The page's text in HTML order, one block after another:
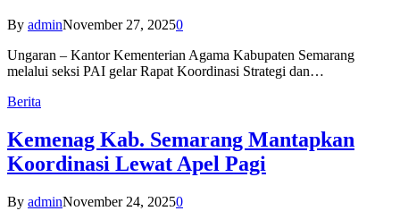
By adminNovember 27, 20250
Ungaran – Kantor Kementerian Agama Kabupaten Semarang
melalui seksi PAI gelar Rapat Koordinasi Strategi dan…
Berita
Kemenag Kab. Semarang Mantapkan
Koordinasi Lewat Apel Pagi
By adminNovember 24, 20250